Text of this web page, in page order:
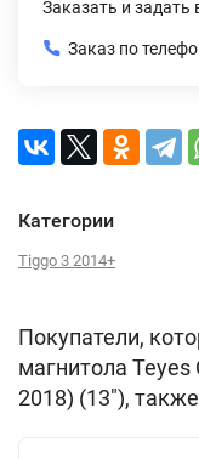
Заказать и задать
Заказ по
Категории
Tiggo 3 2014+
Покупатели,
магнитола Teyes
2018) (13"),